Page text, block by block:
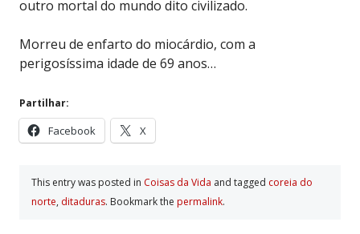
outro mortal do mundo dito civilizado.
Morreu de enfarto do miocárdio, com a
perigosíssima idade de 69 anos…
Partilhar:
Facebook X
This entry was posted in Coisas da Vida and tagged coreia do
norte, ditaduras. Bookmark the permalink.